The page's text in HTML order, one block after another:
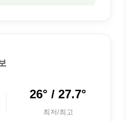
26° / 27.7°
최저/최고